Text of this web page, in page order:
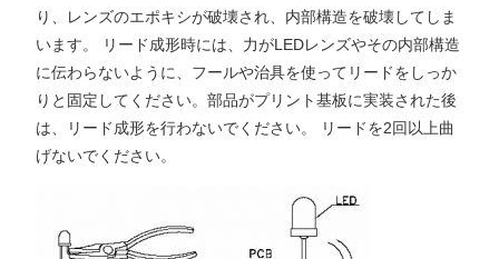
り、レンズのエポキシが破壊され、内部構造を破壊してしま
います。 リード成形時には、力がLEDレンズやその内部構造
に伝わらないように、フールや治具を使ってリードをしっか
りと固定してください。部品がプリント基板に実装された後
は、リード成形を行わないでください。 リードを2回以上曲
げないでください。